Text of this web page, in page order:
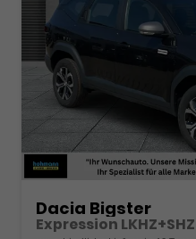
Dacia Bigster
Expression